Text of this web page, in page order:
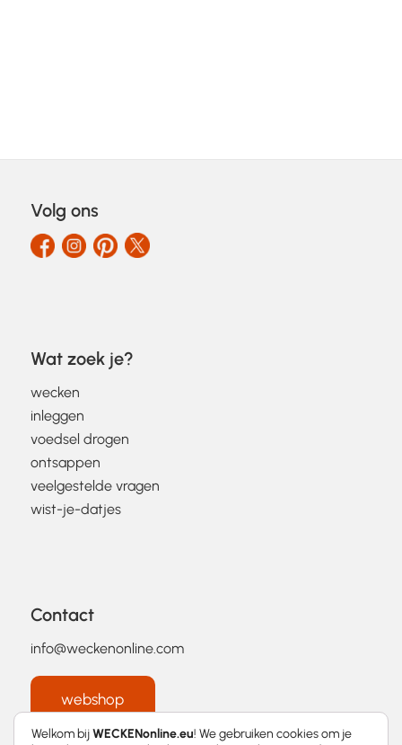
Volg ons
Wat zoek je?
wecken
inleggen
voedsel drogen
ontsappen
veelgestelde vragen
wist-je-datjes
Contact
info@weckenonline.com
webshop
Welkom bijWECKENonline.eu! We gebruiken cookies om je